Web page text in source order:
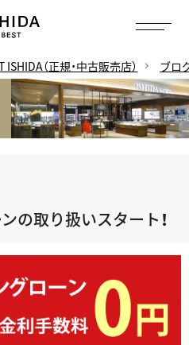
（正規・中古販売店） ブロ
の取り扱いスタート！